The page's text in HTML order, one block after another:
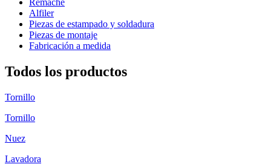
Remache
Alfiler
Piezas de estampado y soldadura
Piezas de montaje
Fabricación a medida
Todos los productos
Tornillo
Tornillo
Nuez
Lavadora